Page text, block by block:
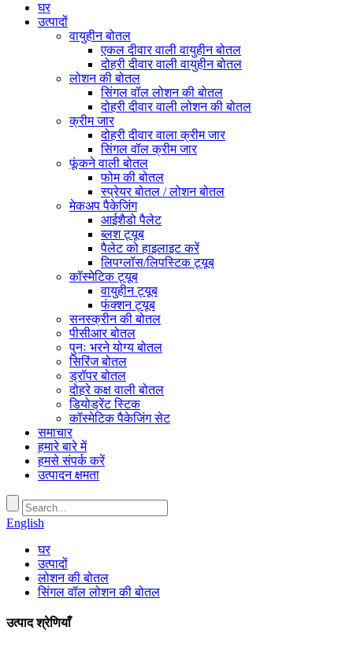
घर
उत्पादों
वायुहीन बोतल
एकल दीवार वाली वायुहीन बोतल
दोहरी दीवार वाली वायुहीन बोतल
लोशन की बोतल
सिंगल वॉल लोशन की बोतल
दोहरी दीवार वाली लोशन की बोतल
क्रीम जार
दोहरी दीवार वाला क्रीम जार
सिंगल वॉल क्रीम जार
फूंकने वाली बोतल
फोम की बोतल
स्प्रेयर बोतल / लोशन बोतल
मेकअप पैकेजिंग
आईशैडो पैलेट
ब्लश ट्यूब
पैलेट को हाइलाइट करें
लिपग्लॉस/लिपस्टिक ट्यूब
कॉस्मेटिक ट्यूब
वायुहीन ट्यूब
फंक्शन ट्यूब
सनस्क्रीन की बोतल
पीसीआर बोतल
पुनः भरने योग्य बोतल
सिरिंज बोतल
ड्रॉपर बोतल
दोहरे कक्ष वाली बोतल
डियोड्रेंट स्टिक
कॉस्मेटिक पैकेजिंग सेट
समाचार
हमारे बारे में
हमसे संपर्क करें
उत्पादन क्षमता
English
घर
उत्पादों
लोशन की बोतल
सिंगल वॉल लोशन की बोतल
उत्पाद श्रेणियाँ